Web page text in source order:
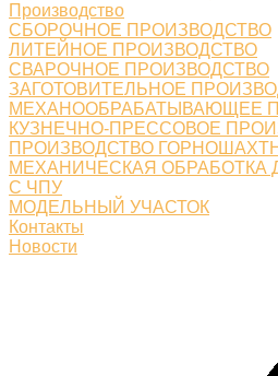
Производство
СБОРОЧНОЕ ПРОИЗВОДСТВО
ЛИТЕЙНОЕ ПРОИЗВОДСТВО
СВАРОЧНОЕ ПРОИЗВОДСТВО
ЗАГОТОВИТЕЛЬНОЕ
МЕХАНООБРАБАТЫВАЮЩЕЕ
КУЗНЕЧНО-ПРЕССОВОЕ
ПРОИЗВОДСТВО
МЕХАНИЧЕСКАЯ ОБРАБОТКА
С ЧПУ
МОДЕЛЬНЫЙ УЧАСТОК
Контакты
Новости